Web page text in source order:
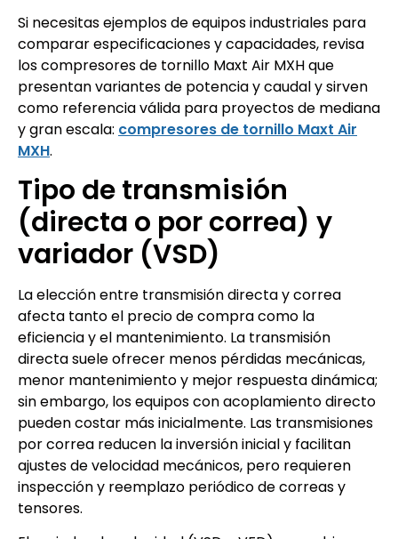
Si necesitas ejemplos de equipos industriales para
comparar especificaciones y capacidades, revisa
los compresores de tornillo Maxt Air MXH que
presentan variantes de potencia y caudal y sirven
como referencia válida para proyectos de mediana
y gran escala: compresores de tornillo Maxt Air
MXH.
Tipo de transmisión
(directa o por correa) y
variador (VSD)
La elección entre transmisión directa y correa
afecta tanto el precio de compra como la
eficiencia y el mantenimiento. La transmisión
directa suele ofrecer menos pérdidas mecánicas,
menor mantenimiento y mejor respuesta dinámica;
sin embargo, los equipos con acoplamiento directo
pueden costar más inicialmente. Las transmisiones
por correa reducen la inversión inicial y facilitan
ajustes de velocidad mecánicos, pero requieren
inspección y reemplazo periódico de correas y
tensores.